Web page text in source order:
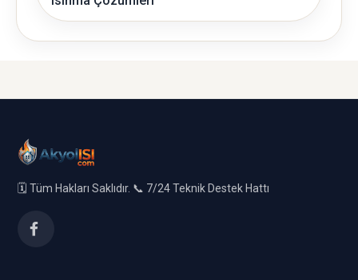
🗓️ Tüm Hakları Saklıdır. 📞 7/24 Teknik Destek Hattı